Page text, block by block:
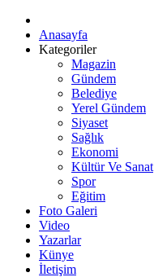
Anasayfa
Kategoriler
Magazin
Gündem
Belediye
Yerel Gündem
Siyaset
Sağlık
Ekonomi
Kültür Ve Sanat
Spor
Eğitim
Foto Galeri
Video
Yazarlar
Künye
İletişim